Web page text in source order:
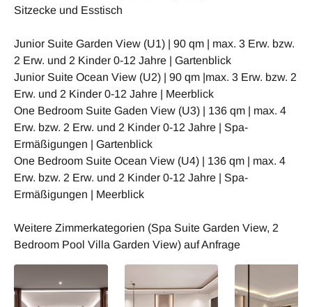
Sitzecke und Esstisch
Junior Suite Garden View (U1) | 90 qm | max. 3 Erw. bzw.
2 Erw. und 2 Kinder 0-12 Jahre | Gartenblick
Junior Suite Ocean View (U2) | 90 qm |max. 3 Erw. bzw. 2
Erw. und 2 Kinder 0-12 Jahre | Meerblick
One Bedroom Suite Gaden View (U3) | 136 qm | max. 4
Erw. bzw. 2 Erw. und 2 Kinder 0-12 Jahre | Spa-
Ermäßigungen | Gartenblick
One Bedroom Suite Ocean View (U4) | 136 qm | max. 4
Erw. bzw. 2 Erw. und 2 Kinder 0-12 Jahre | Spa-
Ermäßigungen | Meerblick
Weitere Zimmerkategorien (Spa Suite Garden View, 2
Bedroom Pool Villa Garden View) auf Anfrage